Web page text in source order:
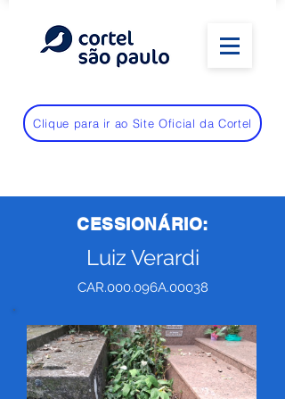
Clique para ir ao Site Oficial da Cortel
CESSIONÁRIO:
Luiz Verardi
CAR.000.096A.00038